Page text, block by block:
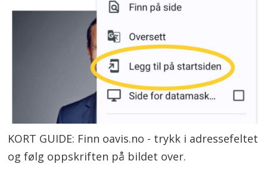
KORT GUIDE: Finn oavis.no - trykk i adressefeltet
og følg oppskriften på bildet over.